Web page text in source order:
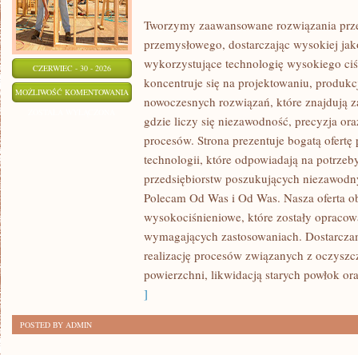
CZERWIEC - 30 - 2026
MOŻLIWOŚĆ KOMENTOWANIA
ZRÓWNOWAŻONY
Tworzymy zaawansowane rozwiązania
przemysłowego, dostarczając wysokiej
wykorzystujące technologię wysokiego
koncentruje się na projektowaniu,
nowoczesnych rozwiązań, które znajdują
gdzie liczy się niezawodność, precyzja
procesów. Strona prezentuje bogatą ofertę
technologii, które odpowiadają na
przedsiębiorstw poszukujących
Polecam Od Was i Od Was. Nasza oferta
wysokociśnieniowe, które zostały
wymagających zastosowaniach.
realizację procesów związanych z
powierzchni, likwidacją starych powłok
]
POSTED BY ADMIN